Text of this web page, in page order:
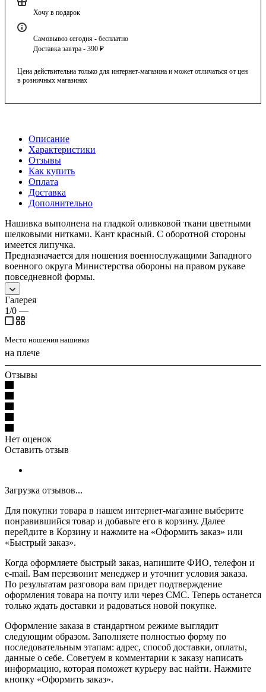
Хочу в подарок
Самовывоз сегодня - бесплатно
Доставка завтра - 390 ₽
Цена действительна только для интернет-магазина и может отличаться от цен
в розничных магазинах
Описание
Характеристики
Отзывы
Как купить
Оплата
Доставка
Дополнительно
Нашивка выполнена на гладкой оливковой ткани цветными
шелковыми нитками. Кант красный. С оборотной стороны
имеется липучка.
Предназначается для ношения военнослужащими Западного
военного округа Министерства обороны на правом рукаве
повседневной формы.
Галерея
1/0 —
Место ношения нашивки
на плече
Отзывы
Нет оценок
Оставить отзыв
Загрузка отзывов...
Для покупки товара в нашем интернет-магазине выберите
понравившийся товар и добавьте его в корзину. Далее
перейдите в Корзину и нажмите на «Оформить заказ» или
«Быстрый заказ».
Когда оформляете быстрый заказ, напишите ФИО, телефон и
e-mail. Вам перезвонит менеджер и уточнит условия заказа.
По результатам разговора вам придет подтверждение
оформления товара на почту или через СМС. Теперь останется
только ждать доставки и радоваться новой покупке.
Оформление заказа в стандартном режиме выглядит
следующим образом. Заполняете полностью форму по
последовательным этапам: адрес, способ доставки, оплаты,
данные о себе. Советуем в комментарии к заказу написать
информацию, которая поможет курьеру вас найти. Нажмите
кнопку «Оформить заказ».